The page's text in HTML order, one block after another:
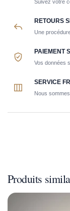
Suivez votre
RETOURS
Une
PAIEMENT
Vos données
SERVICE
Nous
Produits